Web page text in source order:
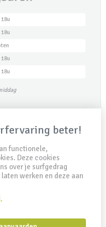
clausule Cookiebeleid
beter!
functionele,
Deze cookies
over je surfgedrag
werken en deze aan